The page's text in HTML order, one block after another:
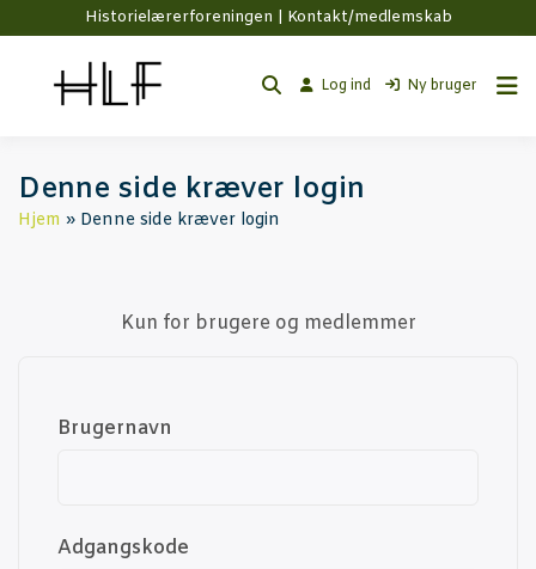
Historielærerforeningen | Kontakt/medlemskab
Log ind Ny bruger
Den­ne side kræ­ver login
Hjem Denne side kræver login
Kun for bru­ge­re og medlemmer
Bru­ger­navn
Adgangs­ko­de